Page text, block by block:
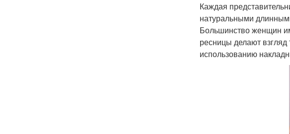
Каждая
натуральными
Большинство женщин
ресницы делают
использованию